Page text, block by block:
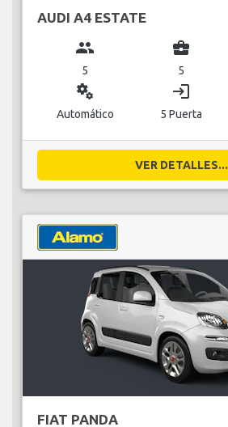
AUDI A4 ESTATE
group
5
business_center
5
miscellaneous_services
Automático
login
5 Puerta
VER DETALLES...
FIAT PANDA